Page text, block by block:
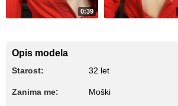
0:39
Opis modela
Starost: 32 let
Zanima me: Moški